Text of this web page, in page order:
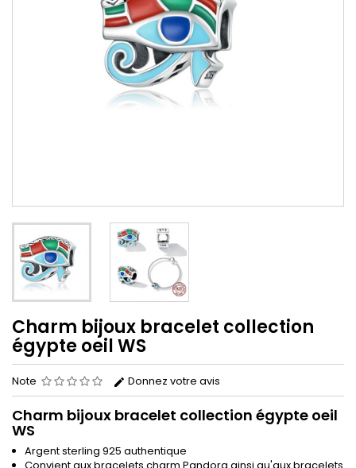
Charm bijoux bracelet collection
égypte oeil WS
Note Donnez votre avis
Charm bijoux bracelet collection égypte oeil
WS
Argent sterling 925 authentique